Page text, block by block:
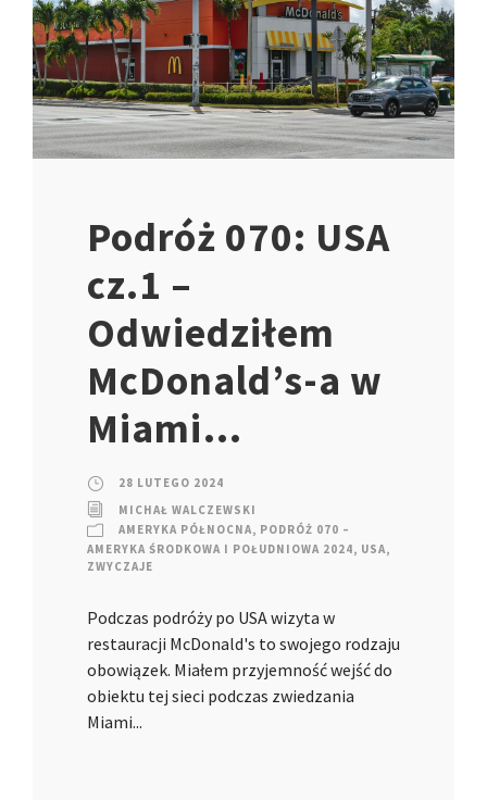
Podróż 070: USA
cz.1 –
Odwiedziłem
McDonald’s-a w
Miami…
28 LUTEGO 2024
MICHAŁ WALCZEWSKI
AMERYKA PÓŁNOCNA, PODRÓŻ 070 –
AMERYKA ŚRODKOWA I POŁUDNIOWA 2024, USA,
ZWYCZAJE
Podczas podróży po USA wizyta w
restauracji McDonald's to swojego rodzaju
obowiązek. Miałem przyjemność wejść do
obiektu tej sieci podczas zwiedzania
Miami...